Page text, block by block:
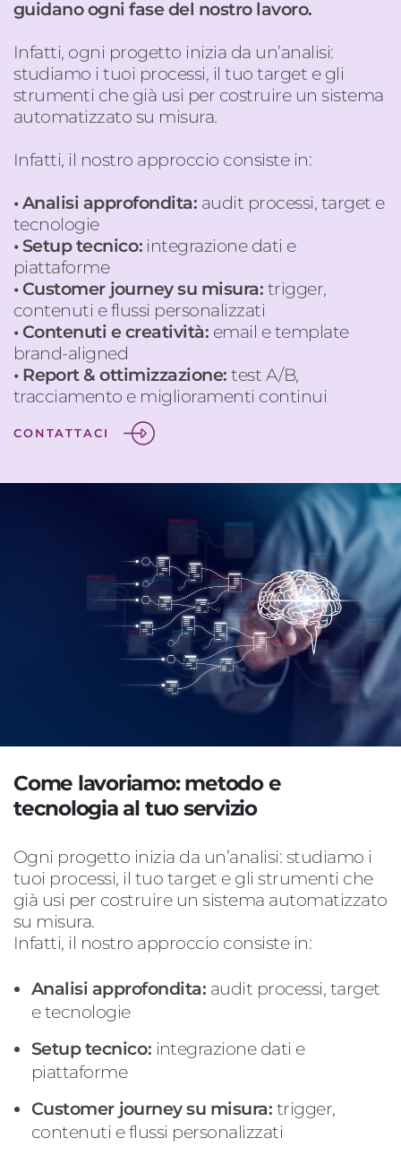
guidano ogni fase del nostro lavoro.
Infatti, ogni progetto inizia da un’analisi:
studiamo i tuoi processi, il tuo target e gli
strumenti che già usi per costruire un sistema
automatizzato su misura.
Infatti, il nostro approccio consiste in:
• Analisi approfondita: audit processi, target e
tecnologie
• Setup tecnico: integrazione dati e
piattaforme
• Customer journeysu misura: trigger,
contenuti e flussi personalizzati
• Contenuti e creatività: email e template
brand-aligned
• Report & ottimizzazione:test A/B,
tracciamento e miglioramenti continui
CONTATTACI
Come lavoriamo: metodo e
tecnologia al tuo servizio
Ogni progetto inizia da un’analisi: studiamo i
tuoi processi, il tuo target e gli strumenti che
già usi per costruire un sistema automatizzato
su misura.
Infatti, il nostro approccio consiste in:
Analisi approfondita: audit processi, target
e tecnologie
Setup tecnico: integrazione dati e
piattaforme
Customer journeysu misura: trigger,
contenuti e flussi personalizzati